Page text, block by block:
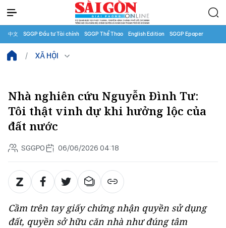
中文 SGGP Đầu tư Tài chính SGGP Thể Thao English Edition SGGP Epaper
XÃ HỘI
Nhà nghiên cứu Nguyễn Đình Tư:
Tôi thật vinh dự khi hưởng lộc của
đất nước
SGGPO 06/06/2026 04:18
Cầm trên tay giấy chứng nhận quyền sử dụng
đất, quyền sở hữu căn nhà như đúng tâm